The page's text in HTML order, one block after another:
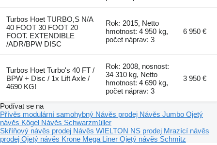
Turbos Hoet TURBO,S N/A
40 FOOT 30 FOOT 20
FOOT. EXTENDIBLE
/ADR/BPW DISC
Rok: 2015, Netto
hmotnost: 4 950 kg,
počet náprav: 3
6 950 €
Turbos Hoet Turbo's 40 FT /
BPW + Disc / 1x Lift Axle /
4690 KG!
Rok: 2008, nosnost:
34 310 kg, Netto
hmotnost: 4 690 kg,
počet náprav: 3
3 950 €
Podívat se na
Přívěs modulární samohybný Návěs prodej Návěs Jumbo Ojetý
návěs Kögel Návěs Schwarzmüller
Skříňový návěs prodej Návěs WIELTON NS prodej Mrazící návěs
prodej Ojetý návěs Krone Mega Liner Ojetý návěs Schmitz